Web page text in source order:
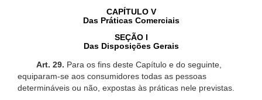
CAPÍTULO V
Das Práticas Comerciais
SEÇÃO I
Das Disposições Gerais
Art. 29. Para os fins deste Capítulo e do seguinte,
equiparam-se aos consumidores todas as pessoas
determináveis ou não, expostas às práticas nele previstas.